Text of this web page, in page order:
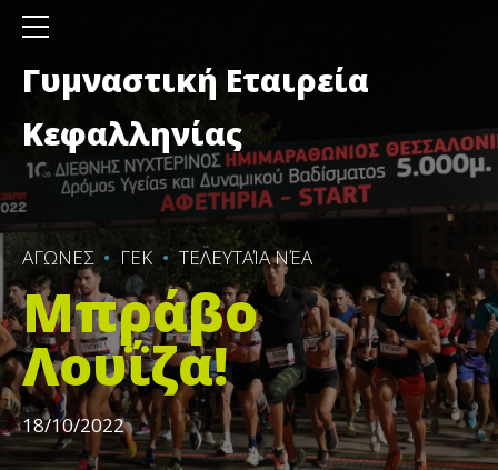
Γυμναστική Εταιρεία
Κεφαλληνίας
ΑΓΩΝΕΣ ΓΕΚ ΤΕΛΕΥΤΑΊΑ ΝΈΑ
Μπράβο
Λουΐζα!
18/10/2022